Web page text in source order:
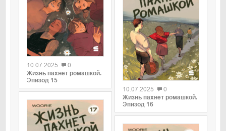
0
10.07.2025
0
Жизнь пахнет ромашкой.
Эпизод 15
0
10.07.2025
0
Жизнь пахнет ромашкой.
Эпизод 16